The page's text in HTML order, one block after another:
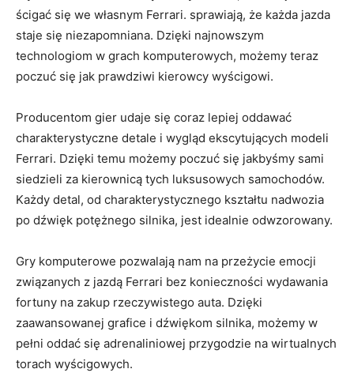
ścigać⁤ się we‌ własnym Ferrari. sprawiają, że każda jazda
staje się niezapomniana.‌ Dzięki najnowszym
technologiom w​ grach​ komputerowych, możemy teraz
poczuć ‍się jak prawdziwi kierowcy ‌wyścigowi.
Producentom⁢ gier⁢ udaje się coraz lepiej ‌oddawać‌
charakterystyczne detale i wygląd ‌ekscytujących modeli⁤
Ferrari. Dzięki temu możemy poczuć się⁤ jakbyśmy sami⁣
siedzieli za kierownicą tych luksusowych samochodów.
Każdy detal, od charakterystycznego kształtu nadwozia
po ‍dźwięk ‌potężnego silnika, jest idealnie odwzorowany.
Gry komputerowe pozwalają nam na przeżycie emocji⁣
związanych z‌ jazdą⁢ Ferrari bez konieczności wydawania
fortuny na zakup rzeczywistego auta. ⁣Dzięki⁤
zaawansowanej⁢ grafice i​ dźwiękom silnika, możemy w
pełni oddać się adrenaliniowej przygodzie na⁣ wirtualnych
⁢torach wyścigowych.